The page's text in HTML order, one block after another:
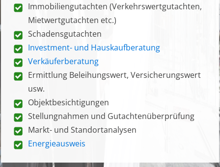
Immobiliengutachten (Verkehrswertgutachten,
Mietwertgutachten etc.)
Schadensgutachten
Investment- und Hauskaufberatung
Verkäuferberatung
Ermittlung Beleihungswert, Versicherungswert
usw.
Objektbesichtigungen
Stellungnahmen und Gutachtenüberprüfung
Markt- und Standortanalysen
Energieausweis